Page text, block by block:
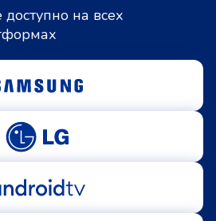
на всех